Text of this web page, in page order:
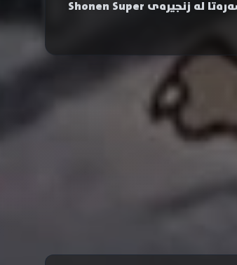
ساڵی ١٩٩٥ بۆ یەکەمجار دەرکەوتووە، وەرگێڕانی ئەنیمەیشنە لە مانگایەک کە سەرەتا لە زنجیرەی Shonen Super